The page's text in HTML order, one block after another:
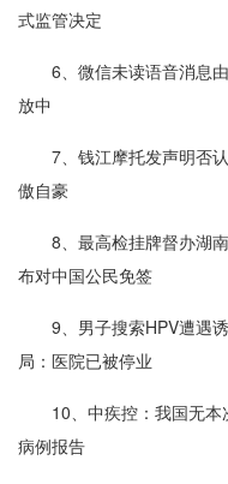
式监管决定
6、微信未读语音消息
放中
7、钱江摩托发声明否
傲自豪
8、最高检挂牌督办湖
布对中国公民免签
9、男子搜索HPV遭遇
局：医院已被停业
10、中疾控：我国无
病例报告